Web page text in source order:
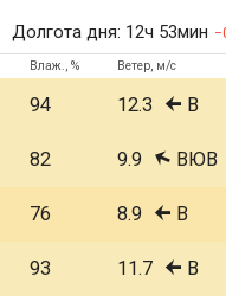
Долгота дня: 12ч 53мин
Влаж., % Ветер, м/с
94 12.3 В
82 9.9 ВЮВ
76 8.9 В
93 11.7 В